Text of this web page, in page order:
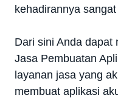
kehadirannya
Dari sini Anda dapat
Jasa Pembuatan
layanan jasa yang
membuat aplikasi